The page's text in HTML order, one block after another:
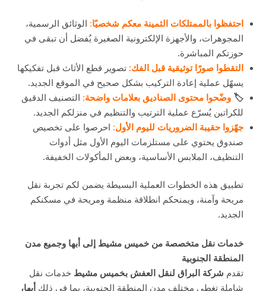
احتفظوا بالممتلكات الثمينة معكم شخصيًا: الوثائق الرسمية،
المجوهرات، والأجهزة الإلكترونية الصغيرة يُفضل أن تبقى في
حوزتكم المباشرة.
التقطوا صورًا توثيقية قبل الفك:تصوير قطع الأثاث قبل تفكيكها
يسهّل عملية إعادة التركيب بشكل صحيح في الموقع الجديد.
🏷 ️ وضّحوا محتوى الصناديق بعلامات واضحة: التصنيف الدقيق
للكراتين يُسرّع عملية الترتيب والتنظيم في منزلكم الجديد.
جهّزوا حقيبة الضروريات لليوم الأول: احرصوا على تخصيص
صندوق يحتوي على مستلزمات اليوم الأول مثل أدوات
التنظيف، الملابس الأساسية، وبعض المأكولات الخفيفة.
تطبيق هذه الخطوات العملية البسيطة يضمن لكم تجربة نقل
مريحة وآمنة، ويمنحكم انطلاقة منظمة ومريحة في مسكنكم
الجديد.
خدمات نقل متخصصة من خميس مشيط إلى أبها وجميع مدن
المنطقة الجنوبية
تقدم شركة البراق لنقل العفش بخميس مشيط خدمات نقل
شاملة تغطي مختلف مدن المنطقة الجنوبية، بما في ذلك أبها،